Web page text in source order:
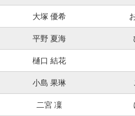
大塚 優希
平野 夏海
樋口 結花
小島 果琳
二宮 凜